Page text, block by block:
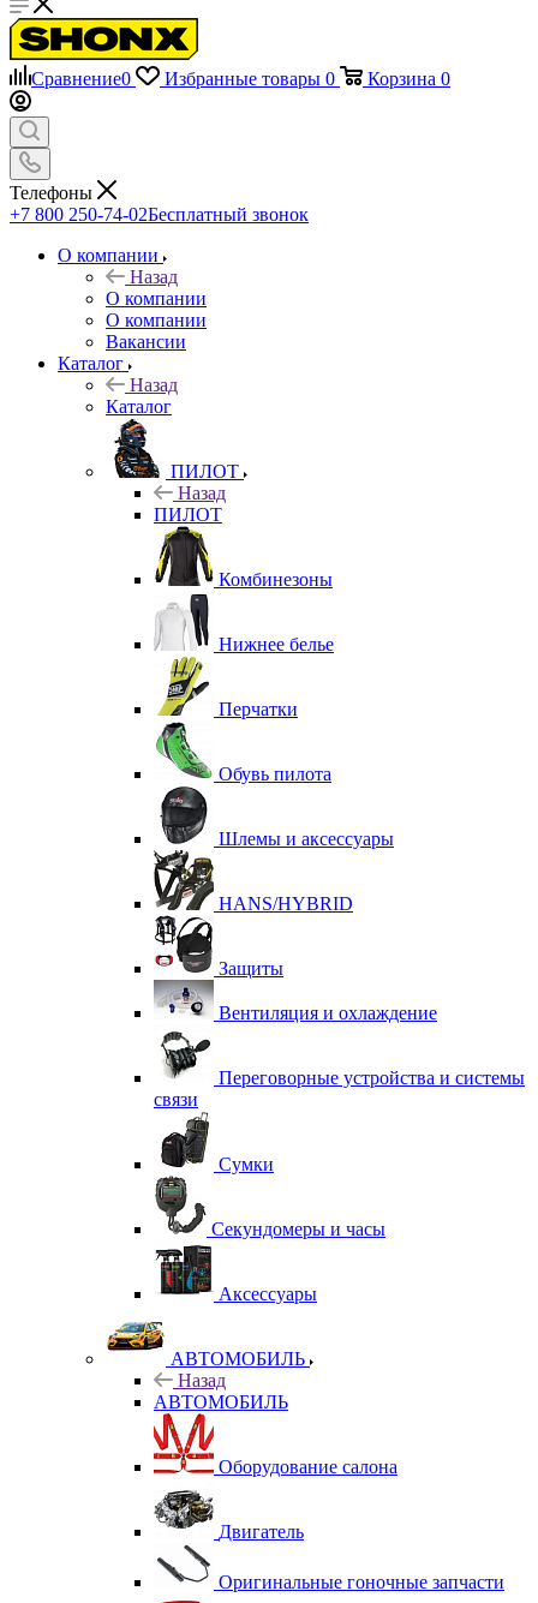
Сравнение0 Избранные товары 0 Корзина 0
Телефоны
+7 800 250-74-02Бесплатный звонок
О компании
Назад
О компании
О компании
Вакансии
Каталог
Назад
Каталог
ПИЛОТ
Назад
ПИЛОТ
Комбинезоны
Нижнее белье
Перчатки
Обувь пилота
Шлемы и аксессуары
HANS/HYBRID
Защиты
Вентиляция и охлаждение
Переговорные устройства и системы
связи
Сумки
Секундомеры и часы
Аксессуары
АВТОМОБИЛЬ
Назад
АВТОМОБИЛЬ
Оборудование салона
Двигатель
Оригинальные гоночные запчасти